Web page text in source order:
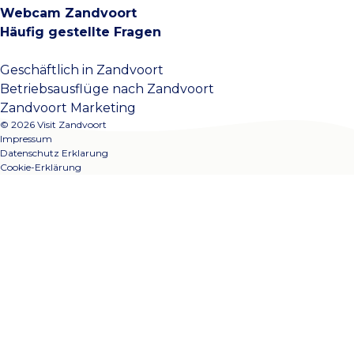
Webcam Zandvoort
Häufig gestellte Fragen
Geschäftlich in Zandvoort
Betriebsausflüge nach Zandvoort
Zandvoort Marketing
© 2026 Visit Zandvoort
Impressum
Datenschutz Erklarung
Cookie-Erklärung